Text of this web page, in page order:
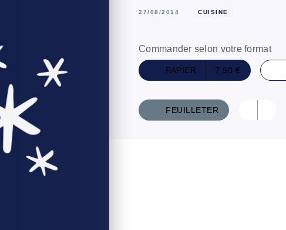
27/08/2014 CUISINE
Commander selon votre format
PAPIER 7,90 €
FEUILLETER